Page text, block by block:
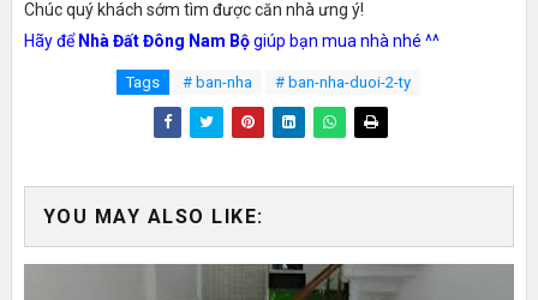
Chúc quý khách sớm tìm được căn nhà ưng ý!
Hãy để Nhà Đất Đông Nam Bộgiúp bạn mua nhà nhé ^^
Tags # ban-nha # ban-nha-duoi-2-ty
YOU MAY ALSO LIKE: